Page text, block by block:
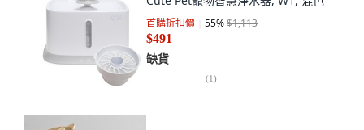
首購折扣價 55%$1,113
$491
缺貨
(1)